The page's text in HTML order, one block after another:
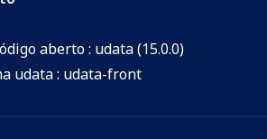
aberto : udata (15.0.0)
udata : udata-front